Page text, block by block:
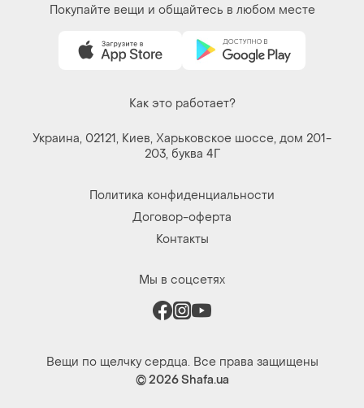
Покупайте вещи и общайтесь в любом месте
Как это работает?
Украина, 02121, Киев, Харьковское шоссе, дом 201-
203, буква 4Г
Политика конфиденциальности
Договор-оферта
Контакты
Мы в соцсетях
Вещи по щелчку сердца. Все права защищены
© 2026Shafa.ua